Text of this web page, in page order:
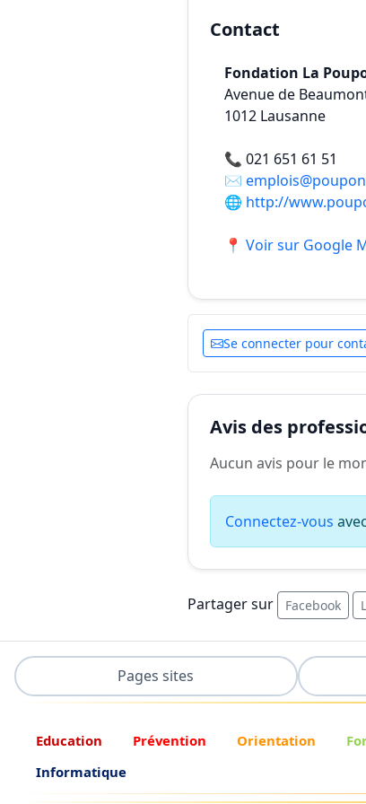
Contact
Fondation La
Avenue de
1012 Lausanne
📞 021 651 61 51
✉️
🌐 http://
📍 Voir sur Google
Se connecter pour
Avis des
Aucun avis pour le
Connectez-vous
Partager sur Facebook
Pages sites
Education Prévention Orientation
Informatique